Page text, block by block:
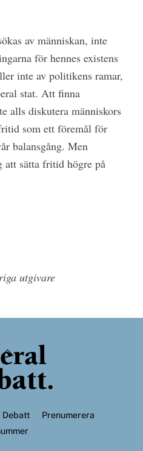
av människan, inte
för hennes existens
inte av politikens ramar,
stat. Att finna
alls diskutera människors
som ett föremål för
balansgång. Men
sätta fritid högre på
utgivare
Back
To
Top
Debatt
Prenumerera